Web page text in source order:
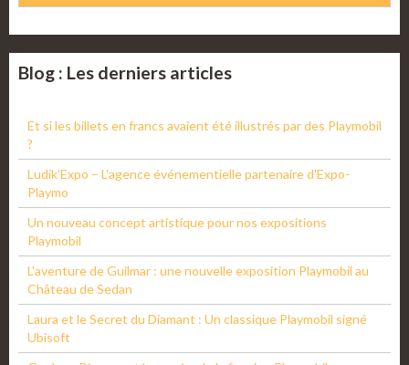
Blog : Les derniers articles
Et si les billets en francs avaient été illustrés par des Playmobil
?
Ludik'Expo – L'agence événementielle partenaire d'Expo-
Playmo
Un nouveau concept artistique pour nos expositions
Playmobil
L'aventure de Guilmar : une nouvelle exposition Playmobil au
Château de Sedan
Laura et le Secret du Diamant : Un classique Playmobil signé
Ubisoft